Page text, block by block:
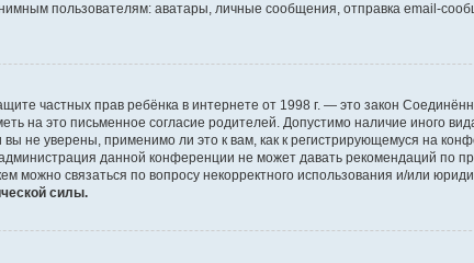
пользователям: аватары, личные сообщения, отправка email-
частных прав ребёнка в интернете от 1998 г. — это закон
на это письменное согласие родителей. Допустимо наличие иного
не уверены, применимо ли это к вам, как к регистрирующемуся на
данной конференции не может давать рекомендаций по
можно связаться по вопросу некорректного использования и/или
силы.